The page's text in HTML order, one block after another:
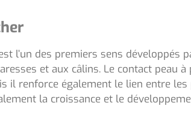
l’un des premiers sens développés
et aux câlins. Le contact peau
il renforce également le lien entre
la croissance et le